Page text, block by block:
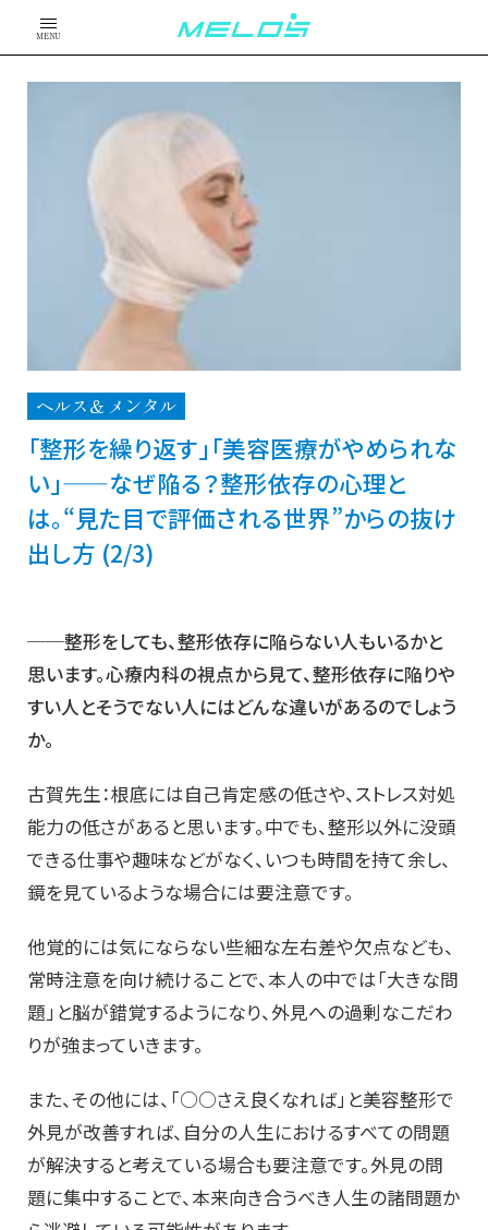
MENU
ヘルス＆メンタル
「整形を繰り返す」「美容医療がやめられな
い」——なぜ陥る？整形依存の心理と
は。“見た目で評価される世界”からの抜け
出し方 (2/3)
──整形をしても、整形依存に陥らない人もいるかと
思います。心療内科の視点から見て、整形依存に陥りや
すい人とそうでない人にはどんな違いがあるのでしょう
か。
古賀先生：根底には自己肯定感の低さや、ストレス対処
能力の低さがあると思います。中でも、整形以外に没頭
できる仕事や趣味などがなく、いつも時間を持て余し、
鏡を見ているような場合には要注意です。
他覚的には気にならない些細な左右差や欠点なども、
常時注意を向け続けることで、本人の中では「大きな問
題」と脳が錯覚するようになり、外見への過剰なこだわ
りが強まっていきます。
また、その他には、「○○さえ良くなれば」と美容整形で
外見が改善すれば、自分の人生におけるすべての問題
が解決すると考えている場合も要注意です。外見の問
題に集中することで、本来向き合うべき人生の諸問題か